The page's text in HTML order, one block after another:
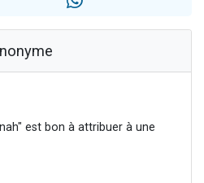
est bon à attribuer à une